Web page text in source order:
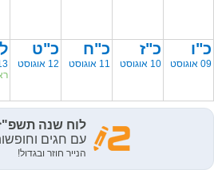
כ"ו
09 אוגוסט
כ"ז
10 אוגוסט
כ"ח
11 אוגוסט
כ"ט
12 אוגוסט
13